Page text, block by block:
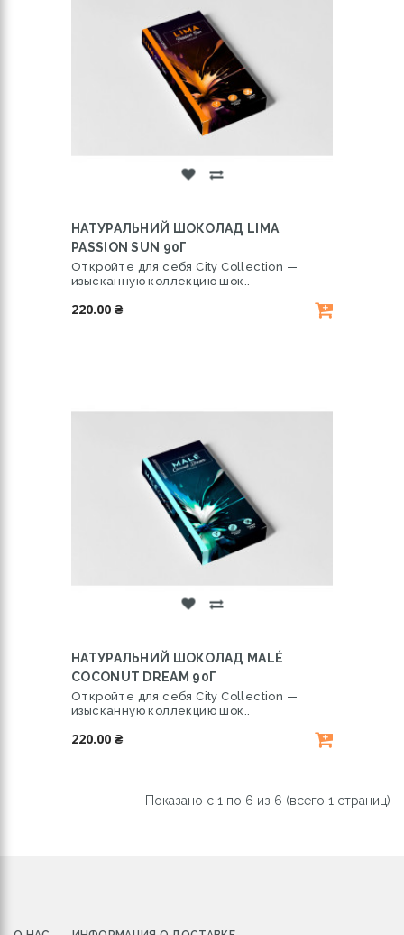
НАТУРАЛЬНИЙ ШОКОЛАД LIMA
PASSION SUN 90Г
Откройте для себя City Collection —
изысканную коллекцию шок..
220.00 ₴
НАТУРАЛЬНИЙ ШОКОЛАД MALÉ
COCONUT DREAM 90Г
Откройте для себя City Collection —
изысканную коллекцию шок..
220.00 ₴
Показано с 1 по 6 из 6 (всего 1 страниц)